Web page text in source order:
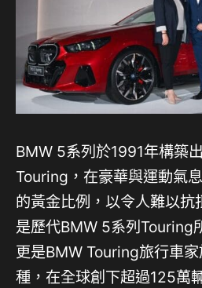
BMW 5系列於1991年構築
Touring，在豪華與運動氣
的黃金比例，以令人難以抗
是歷代BMW 5系列Touring
更是BMW Touring旅行車
種，在全球創下超過125萬